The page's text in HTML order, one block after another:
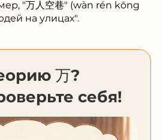
"万人空巷" (wàn rén kōng
на улицах".
万?
себя!